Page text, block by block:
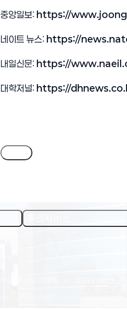
중앙일보: https://
(새 창 열림)
네이트 뉴스: https://
(새 창 열림)
내일신문: https://
(새 창 열림)
대학저널: https://
(새 창 열림)